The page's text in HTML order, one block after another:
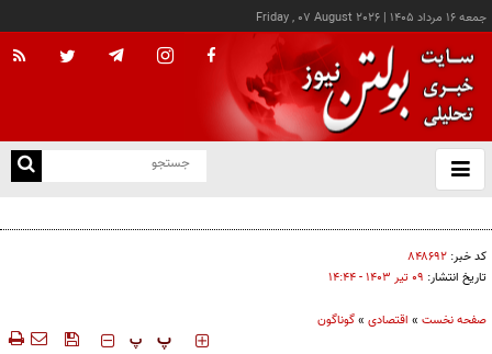
جمعه ۱۶ مرداد ۱۴۰۵ |
Friday , 07 August 2026
باز
و
کد خبر: ۸۴۸۶۹۲
تاریخ انتشار: ۰۹ تير ۱۴۰۳ - ۱۴:۴۴
صفحه نخست » اقتصادی »گوناگون
‍‍‍ پ پ